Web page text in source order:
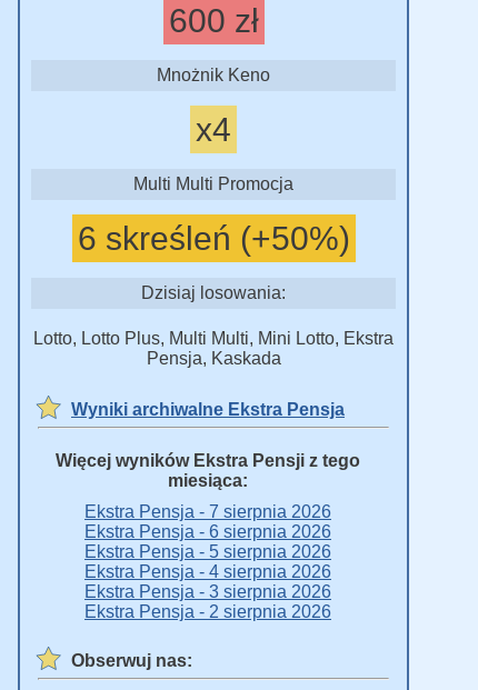
600 zł
Mnożnik Keno
x4
Multi Multi Promocja
6 skreśleń (+50%)
Dzisiaj losowania:
Lotto, Lotto Plus, Multi Multi, Mini Lotto, Ekstra
Pensja, Kaskada
Wyniki archiwalne Ekstra Pensja
Więcej wyników Ekstra Pensji z tego
miesiąca:
Ekstra Pensja - 7 sierpnia 2026
Ekstra Pensja - 6 sierpnia 2026
Ekstra Pensja - 5 sierpnia 2026
Ekstra Pensja - 4 sierpnia 2026
Ekstra Pensja - 3 sierpnia 2026
Ekstra Pensja - 2 sierpnia 2026
Obserwuj nas: